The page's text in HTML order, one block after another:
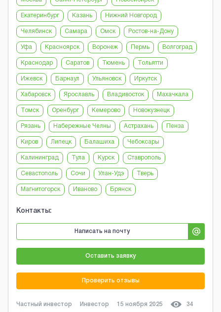
Екатеринбург Казань Нижний Новгород
Челябинск Самара Омск Ростов-на-Дону
Уфа Красноярск Воронеж Пермь Волгоград
Краснодар Саратов Тюмень Тольятти
Ижевск Барнаул Ульяновск Иркутск
Хабаровск Ярославль Владивосток Махачкала
Томск Оренбург Кемерово Новокузнецк
Рязань Набережные Челны Астрахань Пенза
Киров Липецк Балашиха Чебоксары
Калининград Тула Курск Ставрополь
Севастополь Сочи Улан-Удэ Тверь
Магнитогорск Иваново Брянск
Контакты:
Написать на почту
Оставить заявку
Проверить отзывы
Частный инвестор Инвестор 15 ноября 2025 34